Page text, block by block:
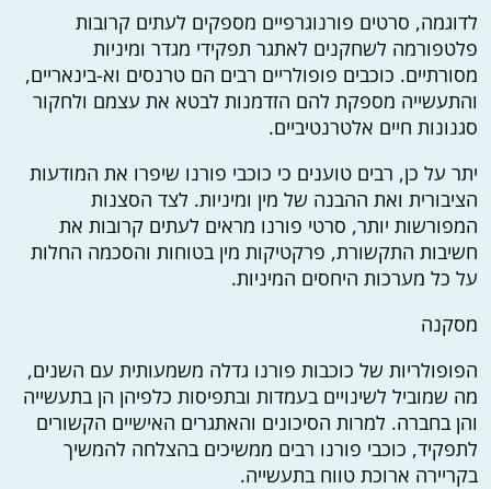
לדוגמה, סרטים פורנוגרפיים מספקים לעתים קרובות
פלטפורמה לשחקנים לאתגר תפקידי מגדר ומיניות
מסורתיים. כוכבים פופולריים רבים הם טרנסים וא-בינאריים,
והתעשייה מספקת להם הזדמנות לבטא את עצמם ולחקור
סגנונות חיים אלטרנטיביים.
יתר על כן, רבים טוענים כי כוכבי פורנו שיפרו את המודעות
הציבורית ואת ההבנה של מין ומיניות. לצד הסצנות
המפורשות יותר, סרטי פורנו מראים לעתים קרובות את
חשיבות התקשורת, פרקטיקות מין בטוחות והסכמה החלות
על כל מערכות היחסים המיניות.
מסקנה
הפופולריות של כוכבות פורנו גדלה משמעותית עם השנים,
מה שמוביל לשינויים בעמדות ובתפיסות כלפיהן הן בתעשייה
והן בחברה. למרות הסיכונים והאתגרים האישיים הקשורים
לתפקיד, כוכבי פורנו רבים ממשיכים בהצלחה להמשיך
בקריירה ארוכת טווח בתעשייה.